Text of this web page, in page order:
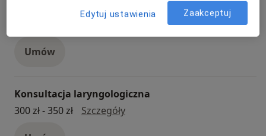
Konsultacja fizjoterapeutyczna
konsultacja fizjoterapeutyczna
Umów
Konsultacja laryngologiczna
300 zł - 350 zł
Szczegółykonsultacja laryngologiczna
Edytuj ustawienia Zaakceptuj